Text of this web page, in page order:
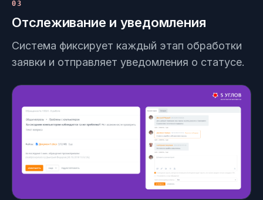
03
Отслеживание и уведомления
Система фиксирует каждый этап обработки
заявки и отправляет уведомления о статусе.